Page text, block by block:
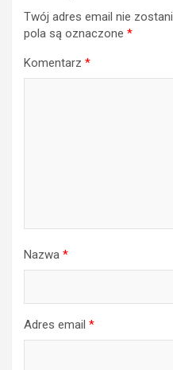
Twój adres email nie
pola są oznaczone *
Komentarz *
Nazwa *
Adres email *